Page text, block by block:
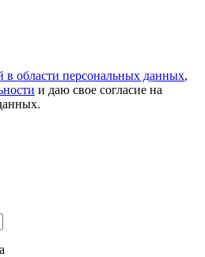
в области персональных данных,
и даю свое согласие на